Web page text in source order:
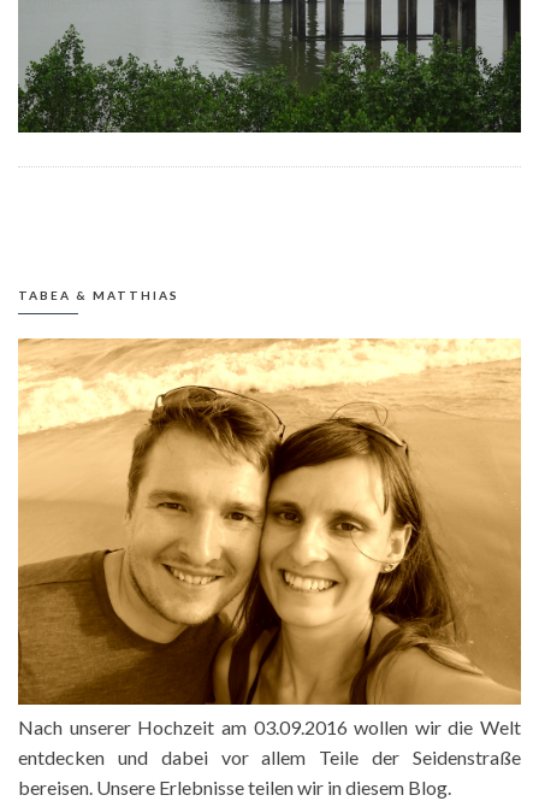
TABEA & MATTHIAS
Nach unserer Hochzeit am 03.09.2016 wollen wir die Welt
entdecken und dabei vor allem Teile der Seidenstraße
bereisen. Unsere Erlebnisse teilen wir in diesem Blog.